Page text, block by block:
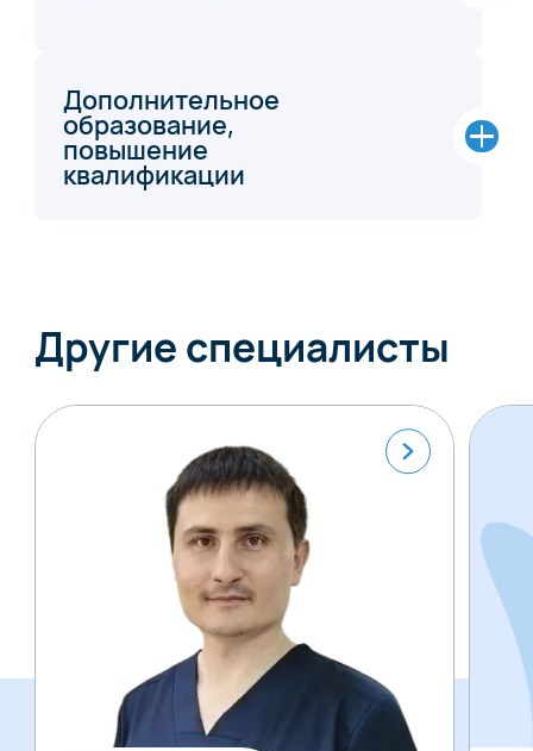
Дополнительное
образование,
повышение
квалификации
Другие специалисты